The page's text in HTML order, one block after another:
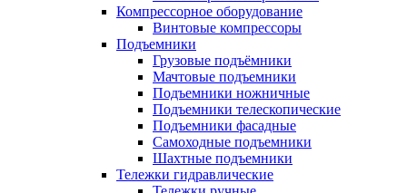
Компрессорное оборудование
Винтовые компрессоры
Подъемники
Грузовые подъёмники
Мачтовые подъемники
Подъемники ножничные
Подъемники телескопические
Подъемники фасадные
Самоходные подъемники
Шахтные подъемники
Тележки гидравлические